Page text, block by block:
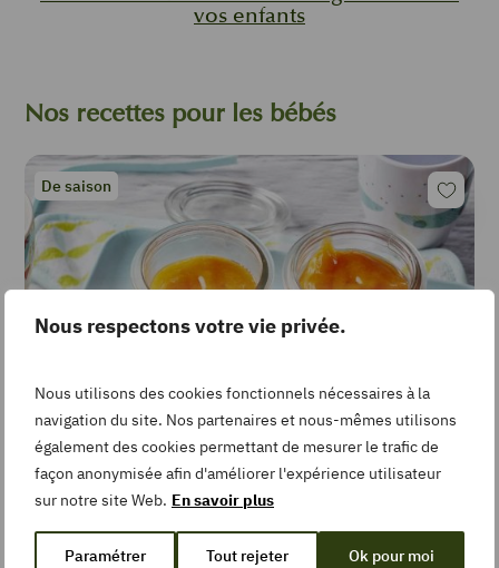
Nous respectons votre vie privée.
Nous utilisons des cookies fonctionnels nécessaires à la
navigation du site. Nos partenaires et nous-mêmes utilisons
également des cookies permettant de mesurer le trafic de
façon anonymisée afin d'améliorer l'expérience utilisateur
sur notre site Web. En savoir plus
Paramétrer Tout rejeter Ok pour moi
vos enfants
Nos recettes pour les bébés
De saison
Facile 5 min
Compote d’abricots